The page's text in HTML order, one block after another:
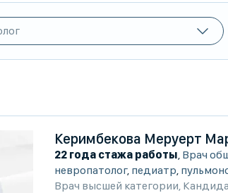
Керимбекова Меруерт
22 года стажа работы, Врач
невропатолог, педиатр,
Врач высшей категории,